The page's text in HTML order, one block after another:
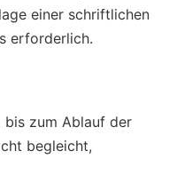
einer schriftlichen
erforderlich.
bis zum Ablauf der
begleicht,